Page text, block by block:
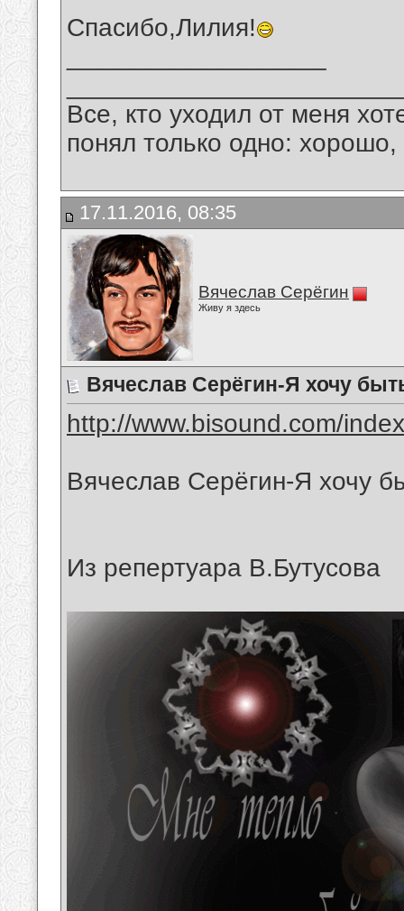
Спасибо,Лилия!
Все, кто уходил от меня
понял только одно:
17.11.2016, 08:35
Вячеслав Серёгин
Живу я здесь
Вячеслав Серёгин-Я хочу
http://www.bisound.com/
Вячеслав Серёгин-Я хочу
Из репертуара В.Бутусова